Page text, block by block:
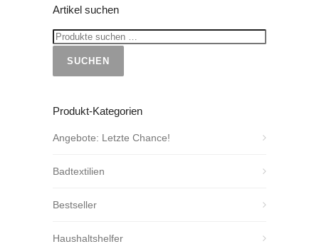
Artikel suchen
SUCHEN
Produkt-Kategorien
Angebote: Letzte Chance!
Badtextilien
Bestseller
Haushaltshelfer